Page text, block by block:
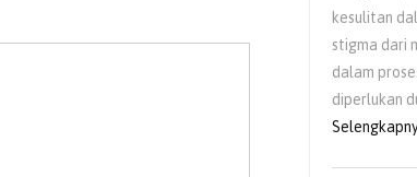
kesulitan
stigma dari
dalam
diperlukan